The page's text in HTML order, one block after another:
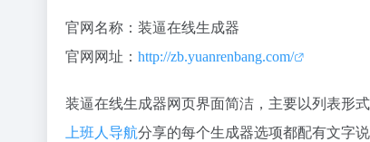
官网名称：装逼在线生成器
官网网址： http://zb.yuanrenbang.com/
装逼在线生成器网页界面简洁，主要以列表形
上班人导航分享的每个生成器选项都配有文字